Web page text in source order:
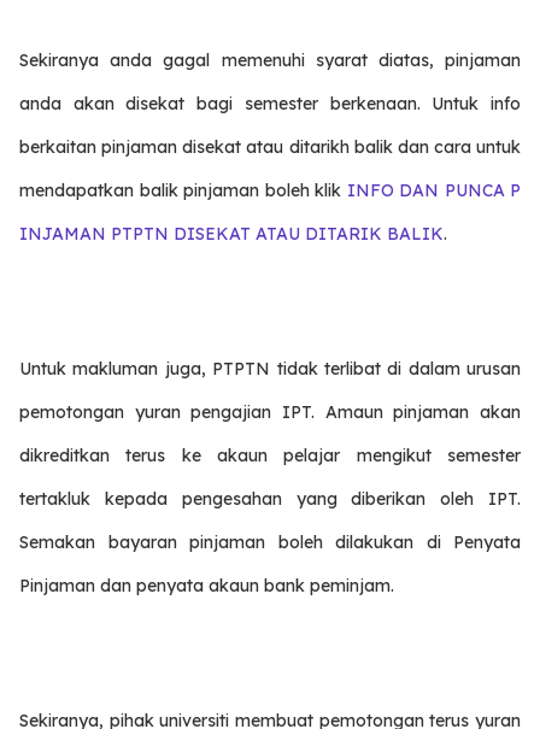
Sekiranya anda gagal memenuhi syarat diatas, pinjaman
anda akan disekat bagi semester berkenaan. Untuk info
berkaitan pinjaman disekat atau ditarikh balik dan cara untuk
mendapatkan balik pinjaman boleh klik INFO DAN PUNCA P
INJAMAN PTPTN DISEKAT ATAU DITARIK BALIK.
Untuk makluman juga, PTPTN tidak terlibat di dalam urusan
pemotongan yuran pengajian IPT. Amaun pinjaman akan
dikreditkan terus ke akaun pelajar mengikut semester
tertakluk kepada pengesahan yang diberikan oleh IPT.
Semakan bayaran pinjaman boleh dilakukan di Penyata
Pinjaman dan penyata akaun bank peminjam.
Sekiranya, pihak universiti membuat pemotongan terus yuran